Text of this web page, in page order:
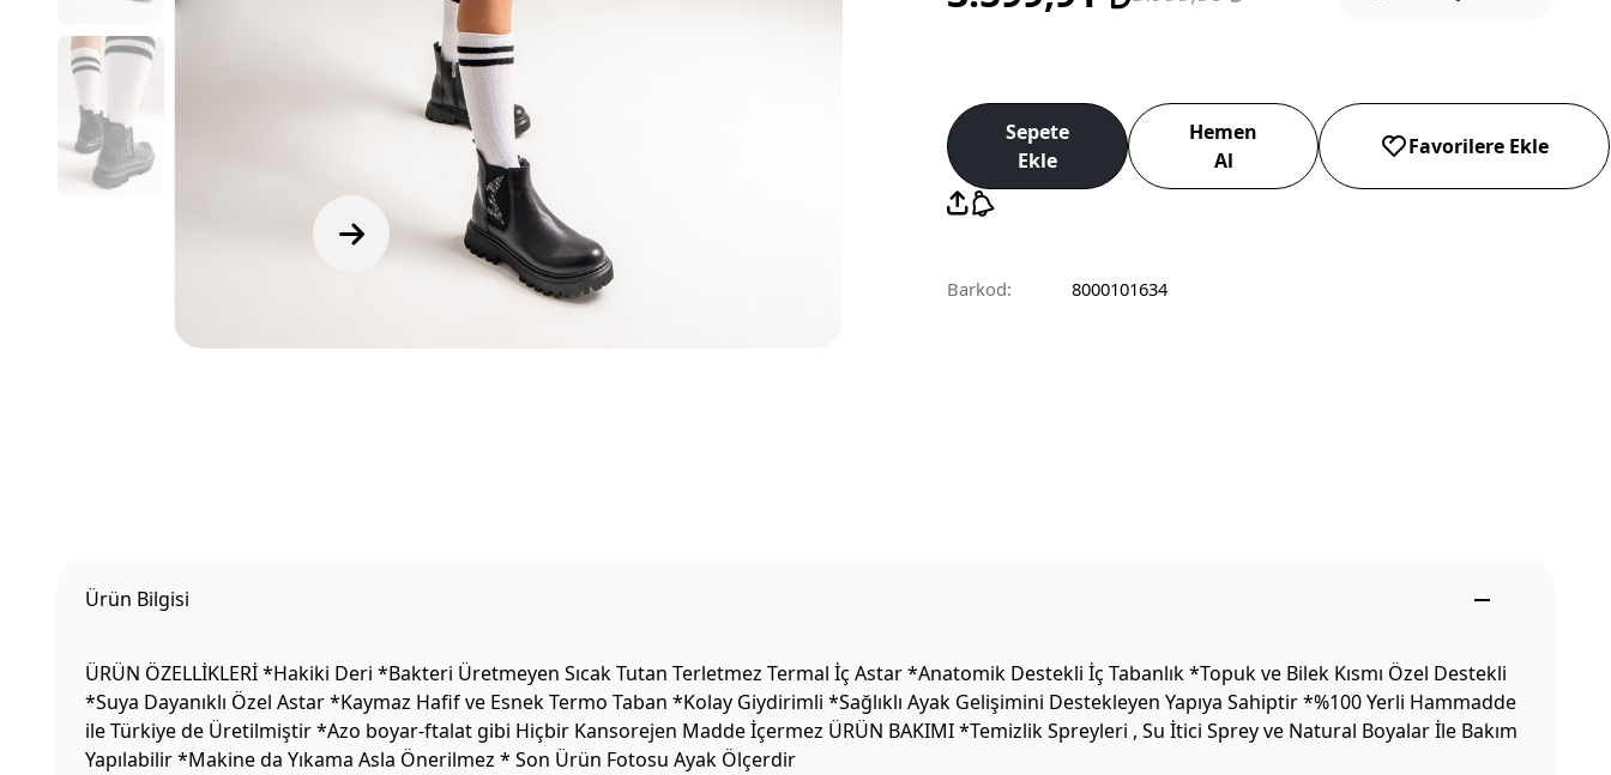
Sepete
Ekle
Hemen
Al
Favorilere Ekle
Barkod: 8000101634
Ürün Bilgisi
ÜRÜN ÖZELLİKLERİ *Hakiki Deri *Bakteri Üretmeyen Sıcak Tutan Terletmez Termal İç Astar *Anatomik Destekli İç Tabanlık *Topuk ve Bilek Kısmı Özel Destekli
*Suya Dayanıklı Özel Astar *Kaymaz Hafif ve Esnek Termo Taban *Kolay Giydirimli *Sağlıklı Ayak Gelişimini Destekleyen Yapıya Sahiptir *%100 Yerli Hammadde
ile Türkiye de Üretilmiştir *Azo boyar-ftalat gibi Hiçbir Kansorejen Madde İçermez ÜRÜN BAKIMI *Temizlik Spreyleri , Su İtici Sprey ve Natural Boyalar İle Bakım
Yapılabilir *Makine da Yıkama Asla Önerilmez * Son Ürün Fotosu Ayak Ölçerdir